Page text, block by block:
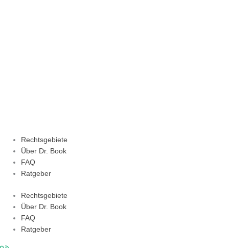
Rechtsgebiete
Über Dr. Book
FAQ
Ratgeber
Rechtsgebiete
Über Dr. Book
FAQ
Ratgeber